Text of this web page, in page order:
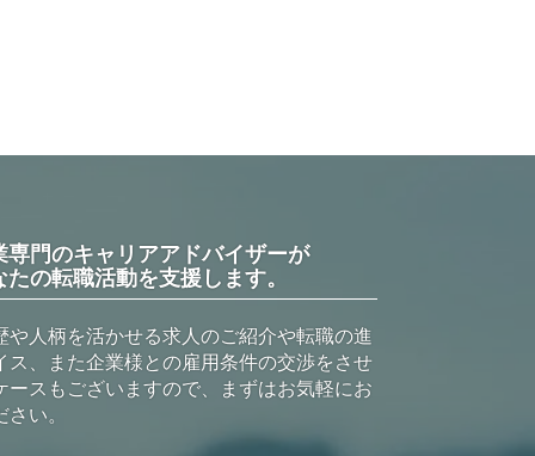
専門のキャリアアドバイザーが
たの転職活動を支援します。
や人柄を活かせる求人のご紹介や転職の進
ス、また企業様との雇用条件の交渉をさせ
ースもございますので、まずはお気軽にお
い。